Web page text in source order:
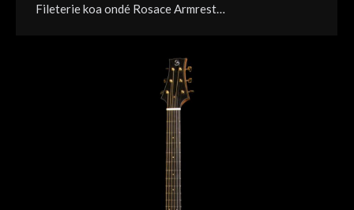
Fileterie koa ondé Rosace Armrest…